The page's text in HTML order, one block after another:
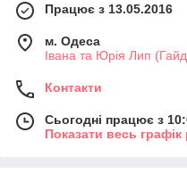
Працює з 13.05.2016
м. Одеса
Івана та Юрія Лип
Контакти
Сьогодні працює з
Показати весь графік